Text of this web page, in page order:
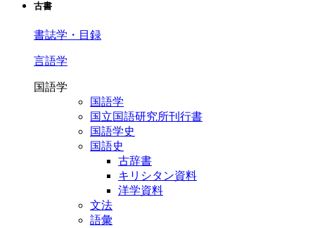
古書
書誌学・目録
言語学
国語学
国語学
国立国語研究所刊行書
国語学史
国語史
古辞書
キリシタン資料
洋学資料
文法
語彙